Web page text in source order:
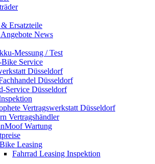
Ersatzteile
News
Messung / Test
Service
Düsseldorf
Düsseldorf
Service Düsseldorf
Vertragswerkstatt Düsseldorf
Vertragshändler
Wartung
Leasing
Fahrrad Leasing Inspektion